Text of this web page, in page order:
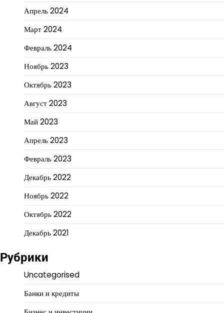
Апрель 2024
Март 2024
Февраль 2024
Ноябрь 2023
Октябрь 2023
Август 2023
Май 2023
Апрель 2023
Февраль 2023
Декабрь 2022
Ноябрь 2022
Октябрь 2022
Декабрь 2021
Рубрики
Uncategorised
Банки и кредиты